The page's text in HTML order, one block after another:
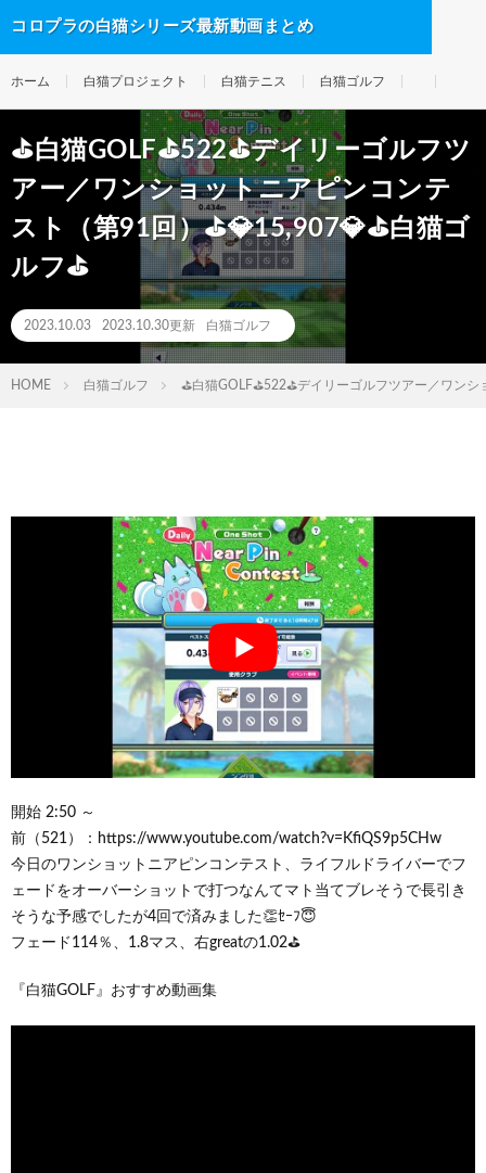
コロプラの白猫シリーズ最新動画まとめ
ホーム 白猫プロジェクト 白猫テニス 白猫ゴルフ
⛳白猫GOLF⛳522⛳デイリーゴルフツ
アー／ワンショットニアピンコンテ
スト（第91回）⛳💎15,907💎⛳白猫ゴ
ルフ⛳
2023.10.03 2023.10.30更新 白猫ゴルフ
HOME 白猫ゴルフ ⛳白猫GOLF⛳522⛳デイリーゴルフツアー／ワン
開始 2:50 ～
前（521）：https://www.youtube.com/watch?v=KfiQS9p5CHw
今日のワンショットニアピンコンテスト、ライフルドライバーでフ
ェードをオーバーショットで打つなんてマト当てブレそうで長引き
そうな予感でしたが4回で済みました👏ｾｰﾌ😇
フェード114％、1.8マス、右greatの1.02⛳️
『白猫GOLF』おすすめ動画集